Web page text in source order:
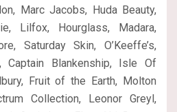
Marc Jacobs, Huda Beauty,
Lilfox, Hourglass, Madara,
Saturday Skin, O’Keeffe’s,
Captain Blankenship, Isle Of
Fruit of the Earth, Molton
Collection, Leonor Greyl,